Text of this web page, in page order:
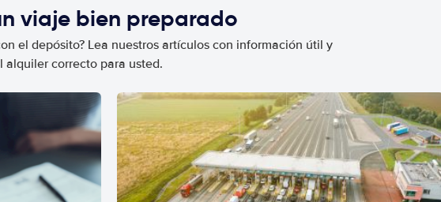
viaje bien preparado
el depósito? Lea nuestros artículos con información útil y
alquiler correcto para usted.